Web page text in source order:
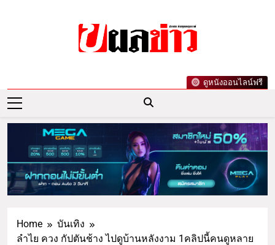
ผลข่าว.com
ดารา ข่าวกีฬารอบโลก เลขเด็ดหวยดัง ตรวจ
ดูหนังออนไลน์ฟรี
Home
บันเทิง
ลำไย ควง กัปตันช้าง ไปดูบ้านหลังงาม 1คลิปนี้คนดูหลาย